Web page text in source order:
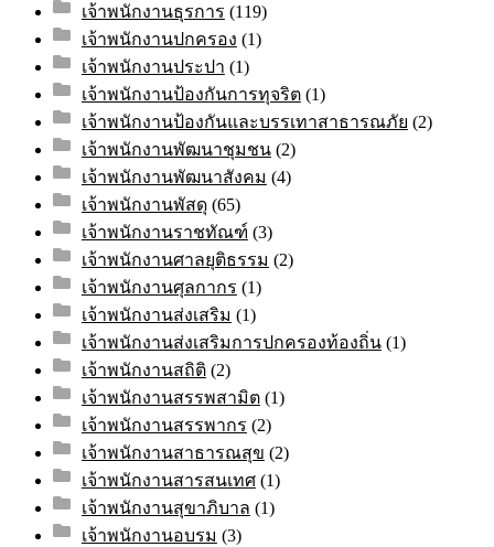
เจ้าพนักงานธุรการ (119)
เจ้าพนักงานปกครอง (1)
เจ้าพนักงานประปา (1)
เจ้าพนักงานป้องกันการทุจริต (1)
เจ้าพนักงานป้องกันและบรรเทาสาธารณภัย (2)
เจ้าพนักงานพัฒนาชุมชน (2)
เจ้าพนักงานพัฒนาสังคม (4)
เจ้าพนักงานพัสดุ (65)
เจ้าพนักงานราชทัณฑ์ (3)
เจ้าพนักงานศาลยุติธรรม (2)
เจ้าพนักงานศุลกากร (1)
เจ้าพนักงานส่งเสริม (1)
เจ้าพนักงานส่งเสริมการปกครองท้องถิ่น (1)
เจ้าพนักงานสถิติ (2)
เจ้าพนักงานสรรพสามิต (1)
เจ้าพนักงานสรรพากร (2)
เจ้าพนักงานสาธารณสุข (2)
เจ้าพนักงานสารสนเทศ (1)
เจ้าพนักงานสุขาภิบาล (1)
เจ้าพนักงานอบรม (3)